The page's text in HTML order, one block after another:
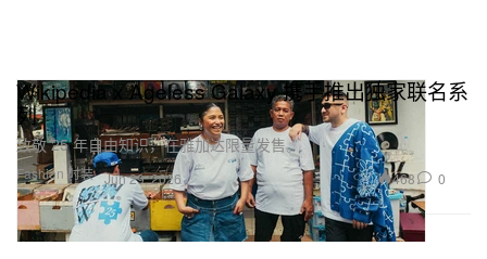
Fashion 时装
Wikipedia x Ageless Galaxy 携手推出独家联名系
列
致敬 25 年自由知识，在雅加达限量发售。
Jun 29, 2026 468 0